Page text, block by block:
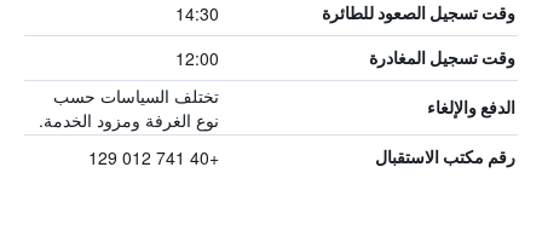
وقت تسجيل الصعود للطائرة 14:30
وقت تسجيل المغادرة 12:00
الدفع والإلغاء
تختلف السياسات حسب
نوع الغرفة ومزود الخدمة.
رقم مكتب الاستقبال +40 741 012 129